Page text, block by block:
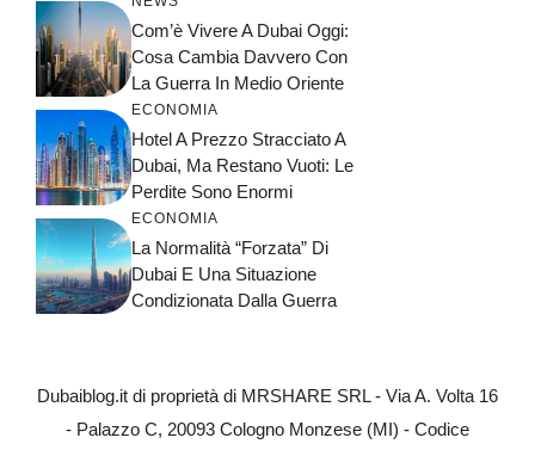
Com’è Vivere A Dubai Oggi:
Cosa Cambia Davvero Con
La Guerra In Medio Oriente
ECONOMIA
Hotel A Prezzo Stracciato A
Dubai, Ma Restano Vuoti: Le
Perdite Sono Enormi
ECONOMIA
La Normalità “forzata” Di
Dubai E Una Situazione
Condizionata Dalla Guerra
Dubaiblog.it di proprietà di MRSHARE SRL - Via A. Volta 16
- Palazzo C, 20093 Cologno Monzese (MI) - Codice